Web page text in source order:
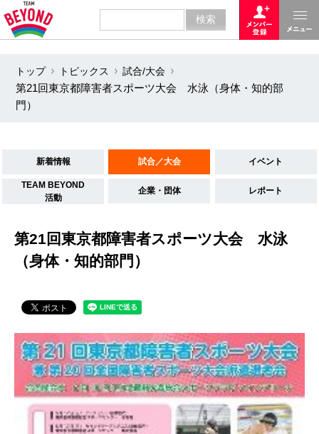
トップ トピックス
試合/大会
第21回東京都障害者スポーツ大会 水泳（身体・知的部
門）
新着情報 試合／大会 イベント
TEAM BEYOND
活動
企業・団体 レポート
第21回東京都障害者スポーツ大会 水泳
（身体・知的部門）